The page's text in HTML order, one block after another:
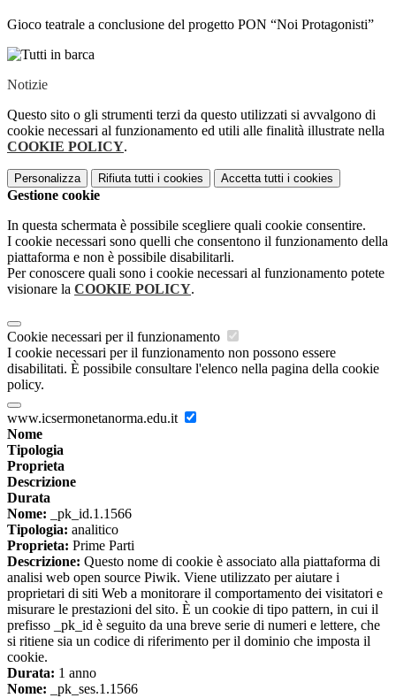
Gioco teatrale a conclusione del progetto PON “Noi Protagonisti”
Notizie
Questo sito o gli strumenti terzi da questo utilizzati si avvalgono di
cookie necessari al funzionamento ed utili alle finalità illustrate nella
COOKIE POLICY.
Personalizza Rifiuta tutti i cookies Accetta tutti i cookies
Gestione cookie
In questa schermata è possibile scegliere quali cookie consentire.
I cookie necessari sono quelli che consentono il funzionamento della
piattaforma e non è possibile disabilitarli.
Per conoscere quali sono i cookie necessari al funzionamento potete
visionare la COOKIE POLICY.
Cookie necessari per il funzionamento
I cookie necessari per il funzionamento non possono essere
disabilitati. È possibile consultare l'elenco nella pagina della cookie
policy.
www.icsermonetanorma.edu.it
Nome
Tipologia
Proprieta
Descrizione
Durata
Nome: _pk_id.1.1566
Tipologia: analitico
Proprieta: Prime Parti
Descrizione: Questo nome di cookie è associato alla piattaforma di
analisi web open source Piwik. Viene utilizzato per aiutare i
proprietari di siti Web a monitorare il comportamento dei visitatori e
misurare le prestazioni del sito. È un cookie di tipo pattern, in cui il
prefisso _pk_id è seguito da una breve serie di numeri e lettere, che
si ritiene sia un codice di riferimento per il dominio che imposta il
cookie.
Durata: 1 anno
Nome: _pk_ses.1.1566